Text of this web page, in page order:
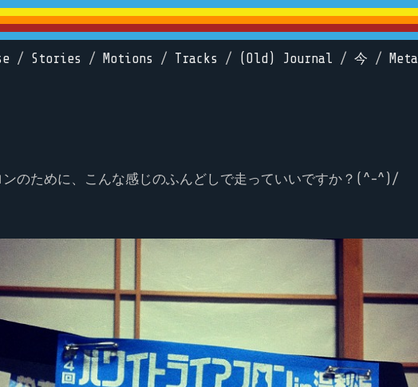
/ Stories / Motions / Tracks / (Old) Journal / 今 / Meta
ンのために、こんな感じのふんどしで走っていいですか？(^-^)/